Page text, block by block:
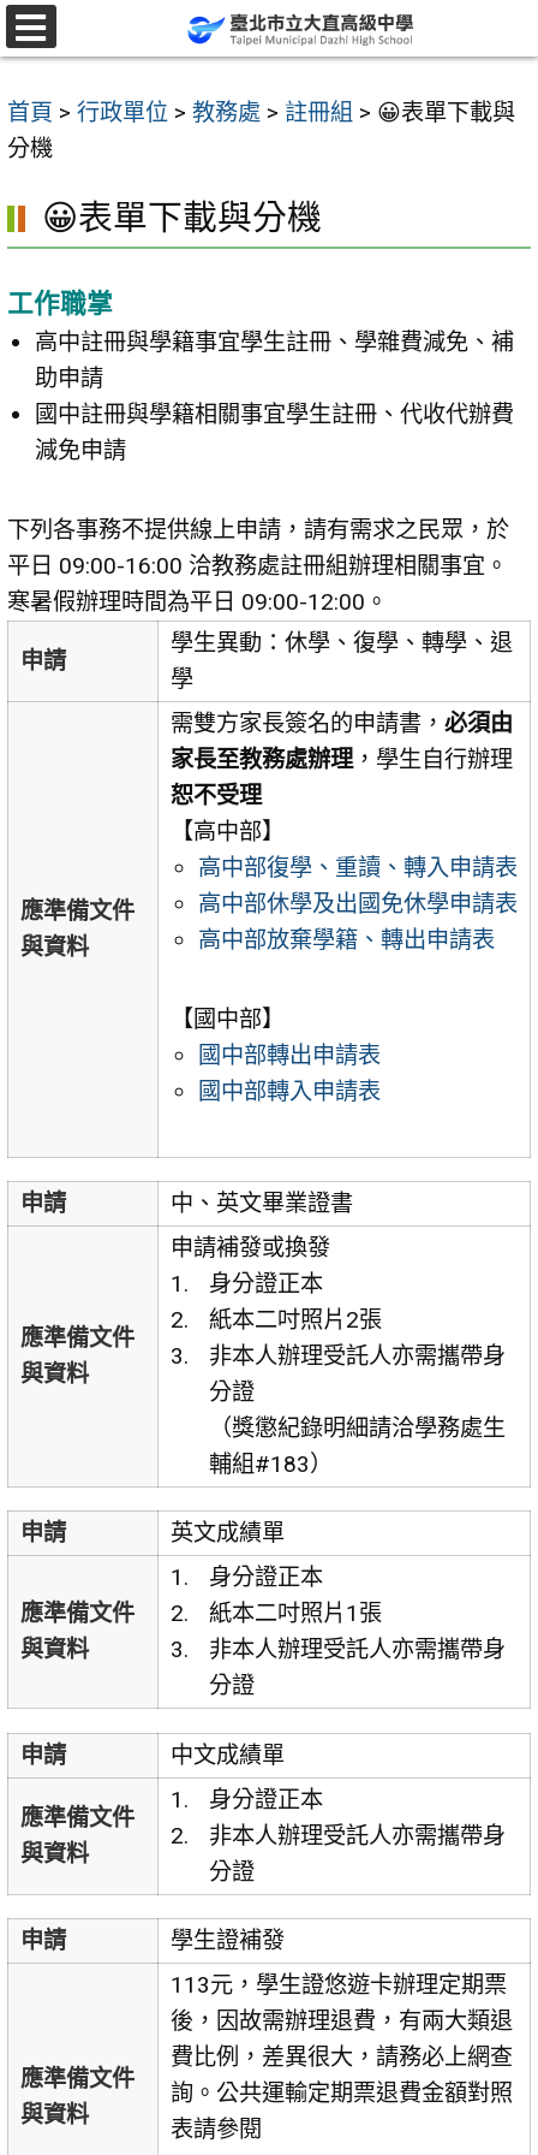
跳
至
要
內
區
首頁 > 行政單位 > 教務處 > 註冊組 > 😀表單下載與
分機
😀表單下載與分機
工作職掌
高中註冊與學籍事宜學生註冊、學雜費減免、補
助申請
國中註冊與學籍相關事宜學生註冊、代收代辦費
減免申請
下列各事務不提供線上申請，請有需求之民眾，於
平日 09:00-16:00 洽教務處註冊組辦理相關事宜。
寒暑假辦理時間為平日 09:00-12:00。
申請
學生異動：休學、復學、轉學、退
學
應準備文件
與資料
需雙方家長簽名的申請書， 必須由
家長至教務處辦理，學生自行辦理
恕不受理
【高中部】
高中部復學、重讀、轉入申請表
高中部休學及出國免休學申請表
高中部放棄學籍、轉出申請表
【國中部】
國中部轉出申請表
國中部轉入申請表
申請 中、英文畢業證書
應準備文件
與資料
申請補發或換發
身分證正本
紙本二吋照片2張
非本人辦理受託人亦需攜帶身
分證
（獎懲紀錄明細請洽學務處生
輔組#183）
申請 英文成績單
應準備文件
與資料
身分證正本
紙本二吋照片1張
非本人辦理受託人亦需攜帶身
分證
申請 中文成績單
應準備文件
與資料
身分證正本
非本人辦理受託人亦需攜帶身
分證
申請 學生證補發
應準備文件
與資料
113元，學生證悠遊卡辦理定期票
後，因故需辦理退費，有兩大類退
費比例，差異很大，請務必上網查
詢。公共運輸定期票退費金額對照
表請參閱
選
單